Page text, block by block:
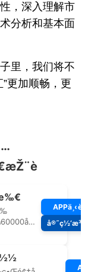
，深入理解市
分析和基本面
里，我们将不
更加顺畅，更